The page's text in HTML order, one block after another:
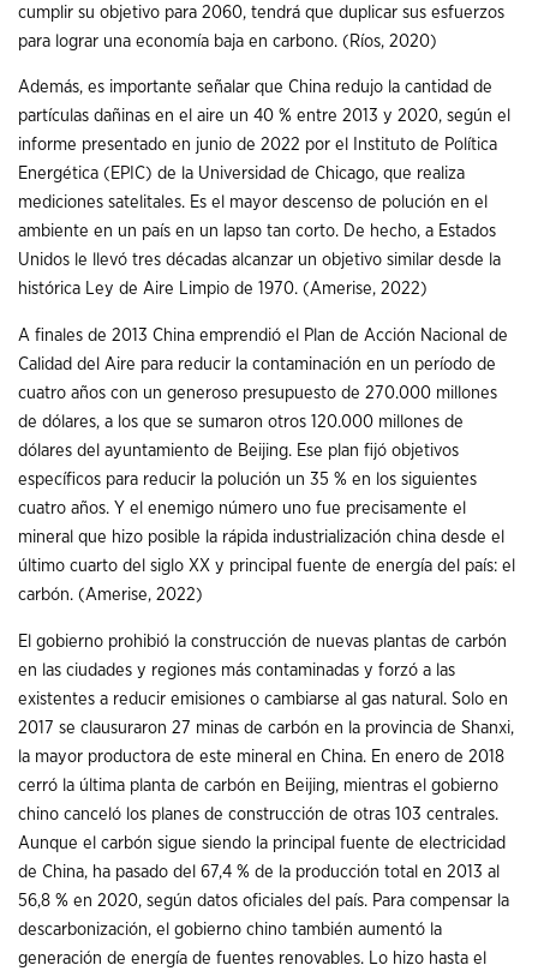
cumplir su objetivo para 2060, tendrá que duplicar sus esfuerzos
para lograr una economía baja en carbono. (Ríos, 2020)
Además, es importante señalar que China redujo la cantidad de
partículas dañinas en el aire un 40 % entre 2013 y 2020, según el
informe presentado en junio de 2022 por el Instituto de Política
Energética (EPIC) de la Universidad de Chicago, que realiza
mediciones satelitales. Es el mayor descenso de polución en el
ambiente en un país en un lapso tan corto. De hecho, a Estados
Unidos le llevó tres décadas alcanzar un objetivo similar desde la
histórica Ley de Aire Limpio de 1970. (Amerise, 2022)
A finales de 2013 China emprendió el Plan de Acción Nacional de
Calidad del Aire para reducir la contaminación en un período de
cuatro años con un generoso presupuesto de 270.000 millones
de dólares, a los que se sumaron otros 120.000 millones de
dólares del ayuntamiento de Beijing. Ese plan fijó objetivos
específicos para reducir la polución un 35 % en los siguientes
cuatro años. Y el enemigo número uno fue precisamente el
mineral que hizo posible la rápida industrialización china desde el
último cuarto del siglo XX y principal fuente de energía del país: el
carbón. (Amerise, 2022)
El gobierno prohibió la construcción de nuevas plantas de carbón
en las ciudades y regiones más contaminadas y forzó a las
existentes a reducir emisiones o cambiarse al gas natural. Solo en
2017 se clausuraron 27 minas de carbón en la provincia de Shanxi,
la mayor productora de este mineral en China. En enero de 2018
cerró la última planta de carbón en Beijing, mientras el gobierno
chino canceló los planes de construcción de otras 103 centrales.
Aunque el carbón sigue siendo la principal fuente de electricidad
de China, ha pasado del 67,4 % de la producción total en 2013 al
56,8 % en 2020, según datos oficiales del país. Para compensar la
descarbonización, el gobierno chino también aumentó la
generación de energía de fuentes renovables. Lo hizo hasta el